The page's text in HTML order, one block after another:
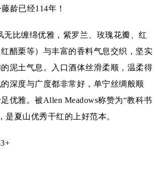
龄已经114年！
无比缠绵优雅，紫罗兰、玫瑰花瓣、红
醋栗等）与丰富的香料气息交织，坚实
泥土气息。入口酒体丝滑柔顺，温柔得
深度与广度都非常好，单宁丝绸般顺
优雅。被Allen Meadows称赞为“教科书
是夏山优秀干红的上好范本。